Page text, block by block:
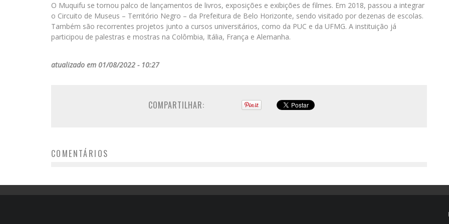
O Muquifu se tornou palco de lançamentos de livros, exposições e exibições de filmes. Em 2018, passou a integrar
o Circuito de Museus – Território Negro – da Prefeitura de Belo Horizonte, sendo visitado por dezenas de escolas.
Também são recorrentes projetos junto a cursos universitários, como da PUC e da UFMG. A instituição já
participou de palestras e mostras na Colômbia, Itália, França e Alemanha.
atualizado em 01/08/2022 - 10:27
COMPARTILHAR:
COMENTÁRIOS